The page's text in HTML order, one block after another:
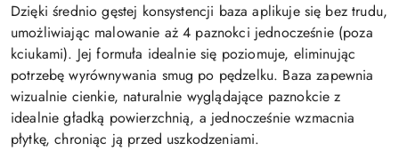
Dzięki średnio gęstej konsystencji baza aplikuje się bez trudu,
umożliwiając malowanie aż 4 paznokci jednocześnie (poza
kciukami). Jej formuła idealnie się poziomuje, eliminując
potrzebę wyrównywania smug po pędzelku. Baza zapewnia
wizualnie cienkie, naturalnie wyglądające paznokcie z
idealnie gładką powierzchnią, a jednocześnie wzmacnia
płytkę, chroniąc ją przed uszkodzeniami.